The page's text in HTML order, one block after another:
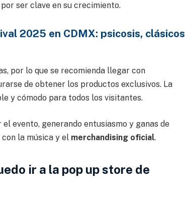
ser clave en su crecimiento.
2025 en CDMX: psicosis, clásicos
por lo que se recomienda llegar con
de obtener los productos exclusivos. La
y cómodo para todos los visitantes.
evento, generando entusiasmo y ganas de
la música y el merchandising oficial.
ir a la pop up store de